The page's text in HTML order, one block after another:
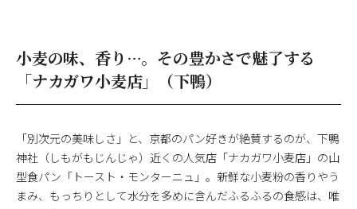
小麦の味、香り…。その豊かさで魅了する
「ナカガワ小麦店」（下鴨）
「別次元の美味しさ」と、京都のパン好きが絶賛するのが、下鴨
神社（しもがもじんじゃ）近くの人気店「ナカガワ小麦店」の山
型食パン「トースト・モンターニュ」。新鮮な小麦粉の香りやう
まみ、もっちりとして水分を多めに含んだふるふるの食感は、唯